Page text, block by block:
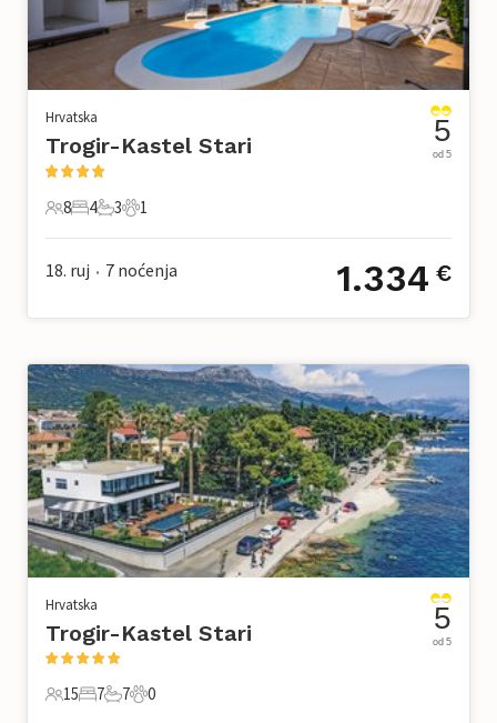
Hrvatska
Trogir-Kastel Stari
8 Gosti
8
4 Spavaće sobe
4
3 Kupaonice
3
1 Kućni ljubimac
1
5
od 5
18. ruj • 7 noćenja 1.334 €
Hrvatska
Trogir-Kastel Stari
15 Gosti
15
7 Spavaće sobe
7
7 Kupaonice
7
0 Kućni ljubimac
0
5
od 5